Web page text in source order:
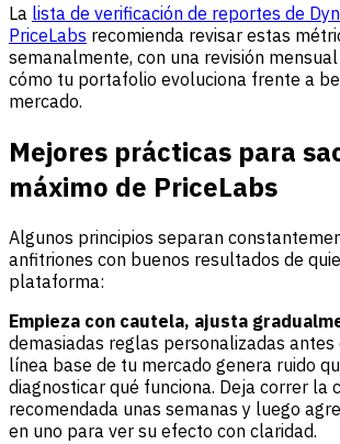
La lista de verificación de reportes de
PriceLabs recomienda revisar estas
semanalmente, con una revisión
cómo tu portafolio evoluciona frente a
mercado.
Mejores prácticas para
máximo de PriceLabs
Algunos principios separan
anfitriones con buenos resultados de
plataforma:
Empieza con cautela, ajusta
demasiadas reglas personalizadas
línea base de tu mercado genera ruido
diagnosticar qué funciona. Deja correr la
recomendada unas semanas y luego
en uno para ver su efecto con claridad.